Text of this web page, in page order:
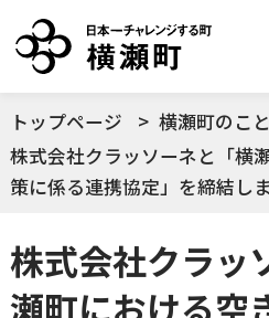
サイト
安全安
結婚・妊娠／出産
手続きから探す
トップページ 横瀬町のこと
株式会社クラッソーネと「横
策に係る連携協定」を締結し
株式会社クラッ
瀬町における空